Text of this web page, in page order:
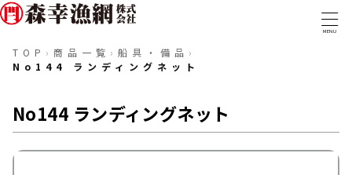
MENU
事業内容
取扱商品
会社概要
TOP › 商品一覧 › 船具・備品 ›
No144 ランディングネット
No144 ランディングネット